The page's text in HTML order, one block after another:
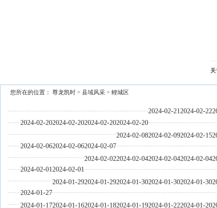
您所在的位置： 尊龙凯时 > 县域风采 > 鲤城区
2024-02-22
2024-02-21
2024-02-20
2024-02-20
2024-02-20
2024-02-20
2024-02-15
2024-02-09
2024-02-08
2024-02-07
2024-02-06
2024-02-06
2024-02-04
2024-02-04
2024-02-04
2024-02-02
2024-02-01
2024-02-01
2024-01-30
2024-01-30
2024-01-30
2024-01-29
2024-01-29
2024-01-27
2024-01-20
2024-01-22
2024-01-19
2024-01-18
2024-01-16
2024-01-17